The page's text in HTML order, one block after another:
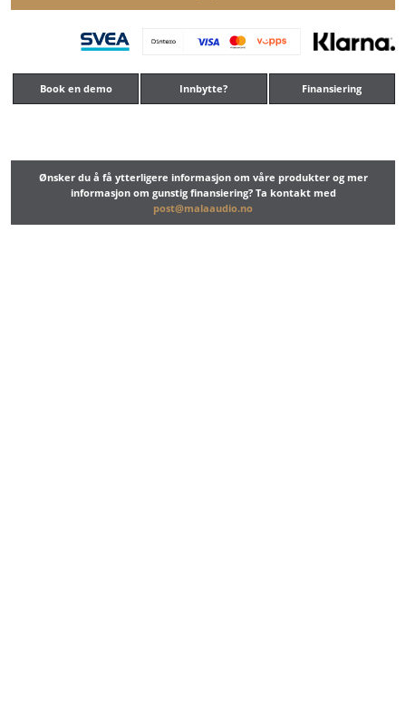
Book en demo Innbytte? Finansiering
Ønsker du å få ytterligere informasjon om våre produkter og mer
informasjon om gunstig finansiering? Ta kontakt med
post@malaaudio.no